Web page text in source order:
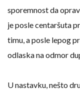
sporemnost da
je posle centaršuta
timu, a posle lepog
odlaska na odmor
U nastavku, nešto